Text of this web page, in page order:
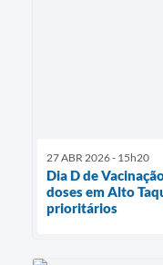
27 ABR 2026 - 15h20
Dia D de
doses em Alto
prioritários